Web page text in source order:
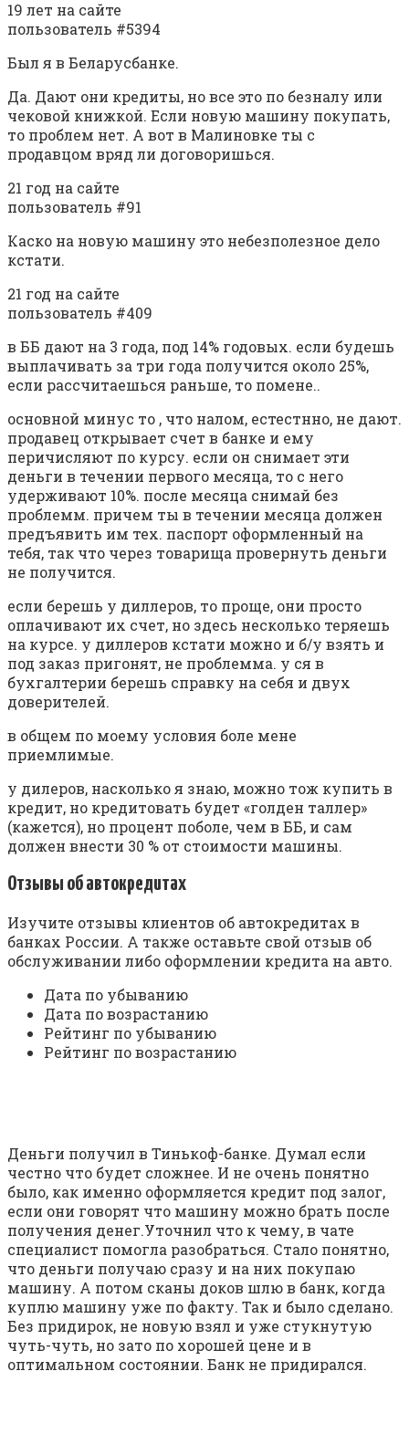
19 лет на сайте
пользователь #5394
Был я в Беларусбанке.
Да. Дают они кредиты, но все это по безналу или
чековой книжкой. Если новую машину покупать,
то проблем нет. А вот в Малиновке ты с
продавцом вряд ли договоришься.
21 год на сайте
пользователь #91
Каско на новую машину это небезполезное дело
кстати.
21 год на сайте
пользователь #409
в ББ дают на 3 года, под 14% годовых. если будешь
выплачивать за три года получится около 25%,
если рассчитаешься раньше, то помене..
основной минус то , что налом, естестнно, не дают.
продавец открывает счет в банке и ему
перичисляют по курсу. если он снимает эти
деньги в течении первого месяца, то с него
удерживают 10%. после месяца снимай без
проблемм. причем ты в течении месяца должен
предъявить им тех. паспорт оформленный на
тебя, так что через товарища провернуть деньги
не получится.
если берешь у диллеров, то проще, они просто
оплачивают их счет, но здесь несколько теряешь
на курсе. у диллеров кстати можно и б/у взять и
под заказ пригонят, не проблемма. у ся в
бухгалтерии берешь справку на себя и двух
доверителей.
в общем по моему условия боле мене
приемлимые.
у дилеров, насколько я знаю, можно тож купить в
кредит, но кредитовать будет «голден таллер»
(кажется), но процент поболе, чем в ББ, и сам
должен внести 30 % от стоимости машины.
Отзывы об автокредитах
Изучите отзывы клиентов об автокредитах в
банках России. А также оставьте свой отзыв об
обслуживании либо оформлении кредита на авто.
Дата по убыванию
Дата по возрастанию
Рейтинг по убыванию
Рейтинг по возрастанию
Деньги получил в Тинькоф-банке. Думал если
честно что будет сложнее. И не очень понятно
было, как именно оформляется кредит под залог,
если они говорят что машину можно брать после
получения денег.Уточнил что к чему, в чате
специалист помогла разобраться. Стало понятно,
что деньги получаю сразу и на них покупаю
машину. А потом сканы доков шлю в банк, когда
куплю машину уже по факту. Так и было сделано.
Без придирок, не новую взял и уже стукнутую
чуть-чуть, но зато по хорошей цене и в
оптимальном состоянии. Банк не придирался.